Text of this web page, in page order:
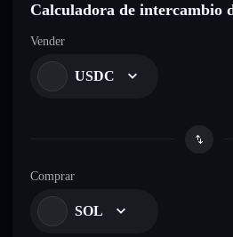
Calculadora de intercambio
Vender
USDC
Comprar
SOL